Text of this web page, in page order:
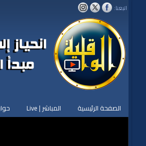
اتبعنا:
الصفحة الرئيسية المباشر | Live